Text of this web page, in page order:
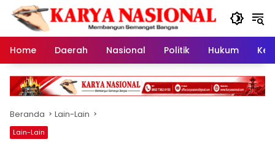
Langsung
konten
Home
Daerah Nasional Politik Hukum
Beranda Lain-Lain
Lain-Lain